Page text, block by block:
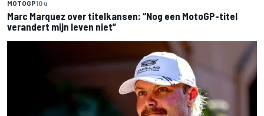
MOTOGP10 u
Marc Marquez over titelkansen: “Nog een MotoGP-titel
verandert mijn leven niet”